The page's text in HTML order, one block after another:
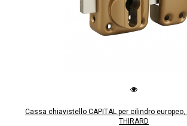
Cassa chiavistello CAPITAL per cilindro
THIRARD